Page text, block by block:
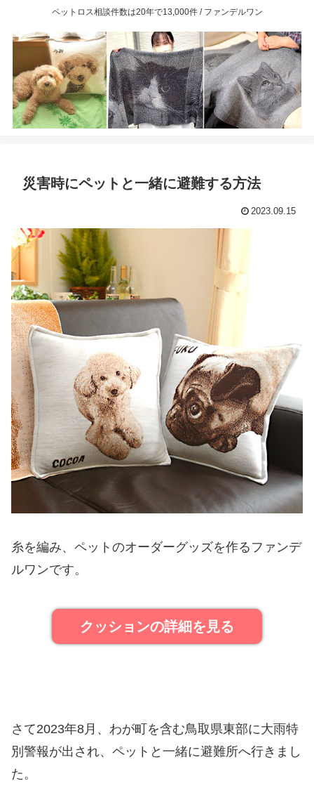
ペットロス相談件数は20年で13,000件 / ファンデルワン
災害時にペットと一緒に避難する方法
2023.09.15
糸を編み、ペットのオーダーグッズを作るファンデ
ルワンです。
クッションの詳細を見る
さて2023年8月、わが町を含む鳥取県東部に大雨特
別警報が出され、ペットと一緒に避難所へ行きまし
た。